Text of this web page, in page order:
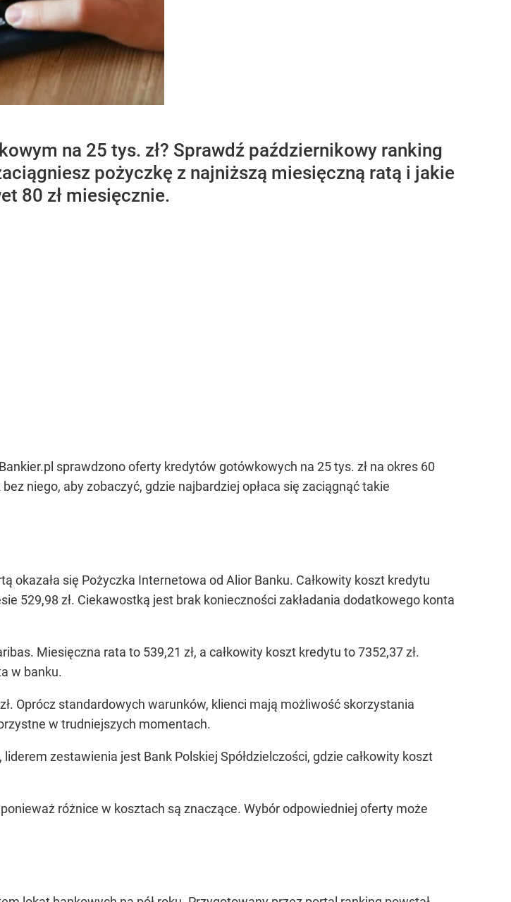
na 25 tys. zł? Sprawdź październikowy ranking
pożyczkę z najniższą miesięczną ratą i jakie
80 zł miesięcznie.
sprawdzono oferty kredytów gotówkowych na 25 tys. zł na okres 60
niego, aby zobaczyć, gdzie najbardziej opłaca się zaciągnąć takie
okazała się Pożyczka Internetowa od Alior Banku. Całkowity koszt kredytu
529,98 zł. Ciekawostką jest brak konieczności zakładania dodatkowego konta
Miesięczna rata to 539,21 zł, a całkowity koszt kredytu to 7352,37 zł.
w banku.
Oprócz standardowych warunków, klienci mają możliwość skorzystania
w trudniejszych momentach.
zestawienia jest Bank Polskiej Spółdzielczości, gdzie całkowity koszt
różnice w kosztach są znaczące. Wybór odpowiedniej oferty może